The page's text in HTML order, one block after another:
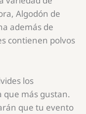
Algodón de
además de
contienen polvos
los
que más gustan.
que tu evento